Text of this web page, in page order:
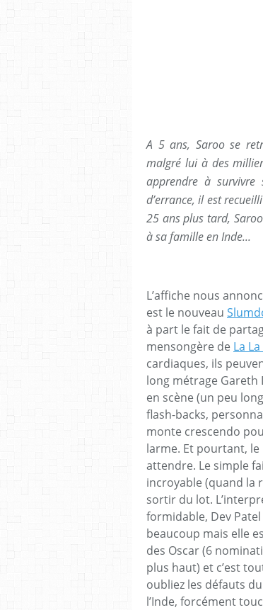
A 5 ans, Saroo se
malgré lui à des
apprendre à survivre
d’errance, il est
25 ans plus tard,
à sa famille en Inde...
L’affiche nous
est le nouveau
à part le fait de
mensongère de La
cardiaques, ils
long métrage Gareth
en scène (un peu
flash-backs,
monte crescendo
larme. Et pourtant, le
attendre. Le simple
incroyable (quand la
sortir du lot.
formidable, Dev
beaucoup mais elle
des Oscar (6
plus haut) et c’est
oubliez les défauts
l’Inde, forcément